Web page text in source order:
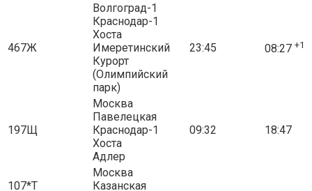
467Ж
Волгоград-1
Краснодар-1
Хоста
Имеретинский
Курорт
(Олимпийский
парк)
23:45 08:27 +1
197Щ
Москва
Павелецкая
Краснодар-1
Хоста
Адлер
09:32 18:47
107*Т
Москва
Казанская